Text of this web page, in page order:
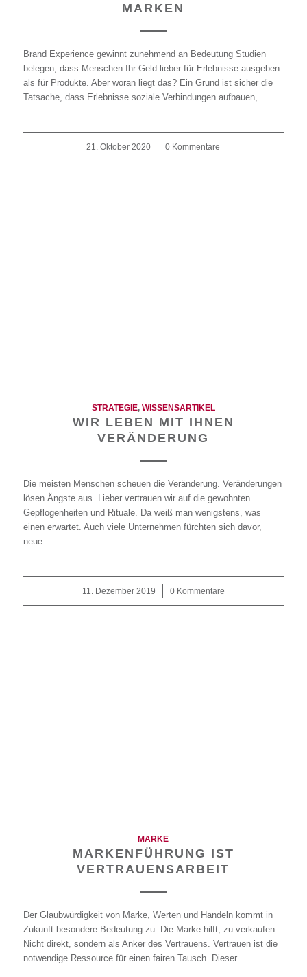
MARKEN
Brand Experience gewinnt zunehmend an Bedeutung Studien
belegen, dass Menschen Ihr Geld lieber für Erlebnisse ausgeben
als für Produkte. Aber woran liegt das? Ein Grund ist sicher die
Tatsache, dass Erlebnisse soziale Verbindungen aufbauen,…
21. Oktober 2020
/ 0 Kommentare
STRATEGIE, WISSENSARTIKEL
WIR LEBEN MIT IHNEN
VERÄNDERUNG
Die meisten Menschen scheuen die Veränderung. Veränderungen
lösen Ängste aus. Lieber vertrauen wir auf die gewohnten
Gepflogenheiten und Rituale. Da weiß man wenigstens, was
einen erwartet. Auch viele Unternehmen fürchten sich davor,
neue…
11. Dezember 2019
/ 0 Kommentare
MARKE
MARKENFÜHRUNG IST
VERTRAUENSARBEIT
Der Glaubwürdigkeit von Marke, Werten und Handeln kommt in
Zukunft besondere Bedeutung zu. Die Marke hilft, zu verkaufen.
Nicht direkt, sondern als Anker des Vertrauens. Vertrauen ist die
notwendige Ressource für einen fairen Tausch. Dieser…